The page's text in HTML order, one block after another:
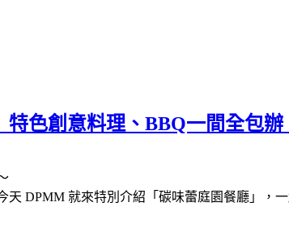
色創意料理、BBQ一間全包
DPMM 就來特別介紹「碳味蕾庭園餐廳」，一